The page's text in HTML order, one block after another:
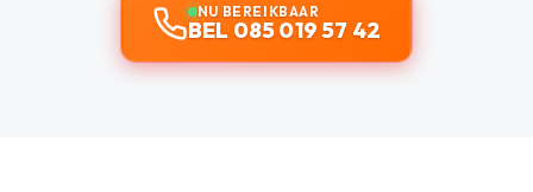
NU BEREIKBAAR
BEL 085 019 57 42